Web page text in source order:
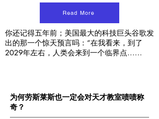
Read More
你还记得五年前；美国最大的科技巨头谷歌发
出的那一个惊天预言吗：“在我看来，到了
2029年左右，人类会来到一个临界点……
为何劳斯莱斯也一定会对天才教室啧啧称
奇？